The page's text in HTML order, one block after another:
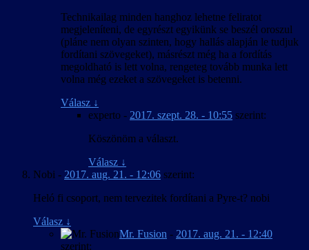
Technikailag minden hanghoz lehetne feliratot
megjeleníteni, de egyrészt egyikünk se beszél oroszul
(pláne nem olyan szinten, hogy hallás alapján le tudjuk
fordítani szövegeket), másrészt még ha a fordítás
megoldható is lett volna, rengeteg tovább munka lett
volna még ezeket a szövegeket is betenni.
Válasz ↓
experto - 2017. szept. 28. - 10:55 szerint:
Köszönöm a választ.
Válasz ↓
Nobi - 2017. aug. 21. - 12:06 szerint:
Heló fi csoport, nem tervezitek fordítani a Pyre-t? nobi
Válasz ↓
Mr. Fusion - 2017. aug. 21. - 12:40
szerint: